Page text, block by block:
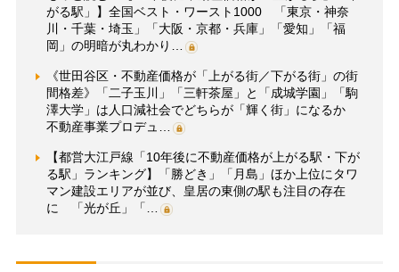
がる駅」】全国ベスト・ワースト1000 「東京・神奈
川・千葉・埼玉」「大阪・京都・兵庫」「愛知」「福
岡」の明暗が丸わかり…
《世田谷区・不動産価格が「上がる街／下がる街」の街
間格差》「二子玉川」「三軒茶屋」と「成城学園」「駒
澤大学」は人口減社会でどちらが「輝く街」になるか
不動産事業プロデュ…
【都営大江戸線「10年後に不動産価格が上がる駅・下が
る駅」ランキング】「勝どき」「月島」ほか上位にタワ
マン建設エリアが並び、皇居の東側の駅も注目の存在
に 「光が丘」「…